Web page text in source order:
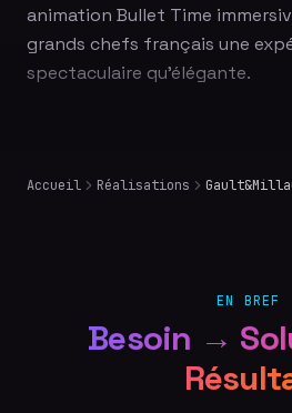
animation Bullet Time
grands chefs français une
spectaculaire qu'élégante.
Accueil Réalisations
EN BREF
Besoin →